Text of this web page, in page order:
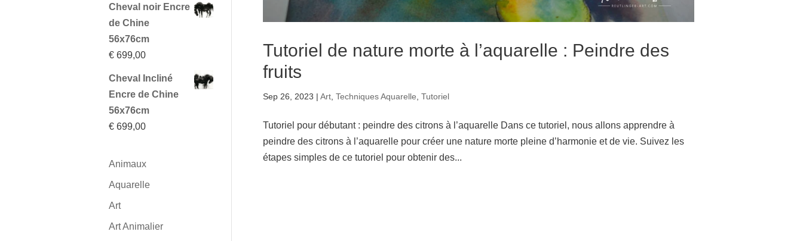
Tutoriel de nature morte à l’aquarelle : Peindre des
fruits
Sep 26, 2023 |Art,Techniques Aquarelle,Tutoriel
Tutoriel pour débutant : peindre des citrons à l’aquarelle Dans ce tutoriel, nous allons apprendre à
peindre des citrons à l’aquarelle pour créer une nature morte pleine d’harmonie et de vie. Suivez les
étapes simples de ce tutoriel pour obtenir des...
Cheval noir Encre
de Chine
56x76cm
€ 699,00
Cheval Incliné
Encre de Chine
56x76cm
€ 699,00
Animaux
Aquarelle
Art
Art Animalier